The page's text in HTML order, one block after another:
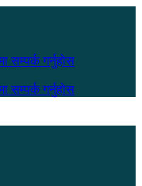
सम्पर्क गर्नुहोस
सम्पर्क गर्नुहोस